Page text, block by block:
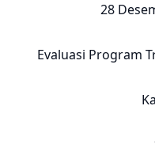
28
Evaluasi Program